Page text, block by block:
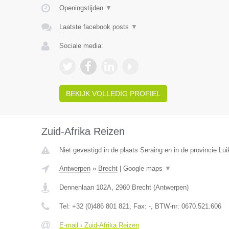
Openingstijden ▼
Laatste facebook posts ▼
Sociale media:
BEKIJK VOLLEDIG PROFIEL
Zuid-Afrika Reizen
Niet gevestigd in de plaats Seraing en in de provincie
Antwerpen» Brecht| Google maps ▼
Dennenlaan 102A, 2960 Brecht(Antwerpen)
Tel: +32 (0)486 801 821, Fax: -, BTW-nr: 0670.521.606
E-mail › Zuid-Afrika Reizen